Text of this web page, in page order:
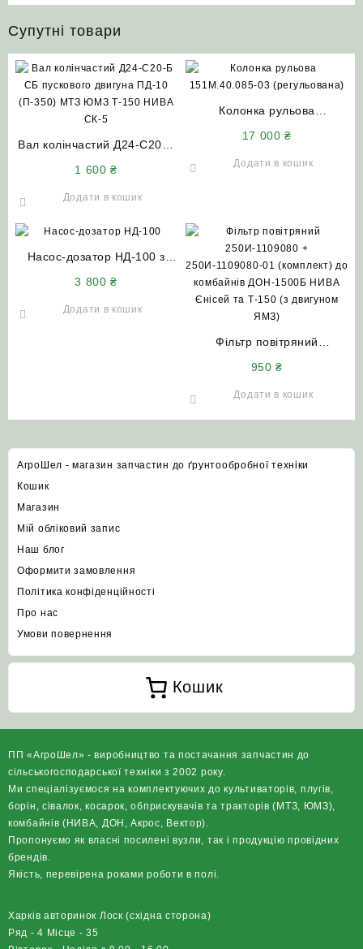
Супутні товари
Вал колінчастий Д24-С20-Б
НИВА СК-5
1 600₴
Додати в кошик
Колонка рульова
Т-17021 Т-17221
17 000₴
Додати в кошик
Насос-дозатор НД-100 з
3 800₴
Додати в кошик
Фільтр повітряний
(комплект) до комбайнів
950₴
Додати в кошик
АгроШел - магазин запчастин до ґрунтообробної техніки
Кошик
Магазин
Мій обліковий запис
Наш блог
Оформити замовлення
Політика конфіденційності
Про нас
Умови повернення
Кошик
ПП «АгроШел» - виробництво та постачання запчастин до
сільськогосподарської техніки з 2002 року.
Ми спеціалізуємося на комплектуючих до культиваторів, плугів,
борін, сівалок, косарок, обприскувачів та тракторів (МТЗ, ЮМЗ),
комбайнів (НИВА, ДОН, Акрос, Вектор).
Пропонуємо як власні посилені вузли, так і продукцію провідних
брендів.
Якість, перевірена роками роботи в полі.
Харків авторинок Лоск (східна сторона)
Ряд - 4 Місце - 35